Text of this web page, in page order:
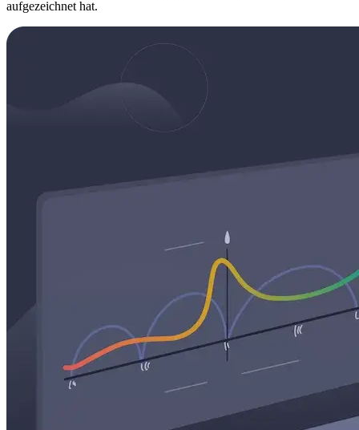
aufgezeichnet hat.